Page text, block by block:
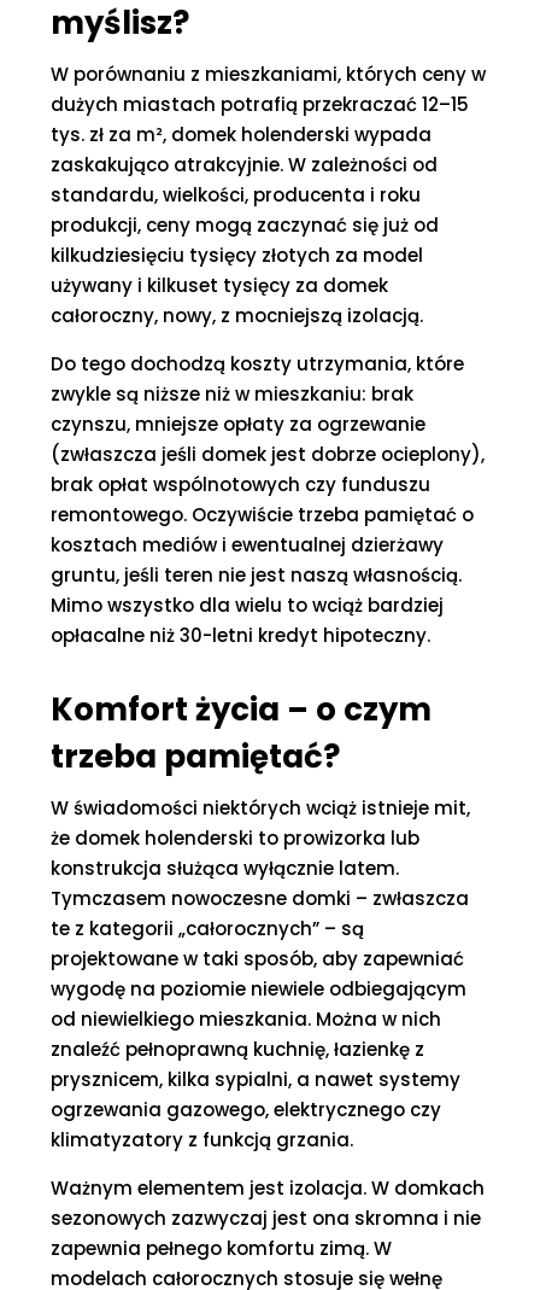
myślisz?
W porównaniu z mieszkaniami, których ceny w
dużych miastach potrafią przekraczać 12–15
tys. zł za m², domek holenderski wypada
zaskakująco atrakcyjnie. W zależności od
standardu, wielkości, producenta i roku
produkcji, ceny mogą zaczynać się już od
kilkudziesięciu tysięcy złotych za model
używany i kilkuset tysięcy za domek
całoroczny, nowy, z mocniejszą izolacją.
Do tego dochodzą koszty utrzymania, które
zwykle są niższe niż w mieszkaniu: brak
czynszu, mniejsze opłaty za ogrzewanie
(zwłaszcza jeśli domek jest dobrze ocieplony),
brak opłat wspólnotowych czy funduszu
remontowego. Oczywiście trzeba pamiętać o
kosztach mediów i ewentualnej dzierżawy
gruntu, jeśli teren nie jest naszą własnością.
Mimo wszystko dla wielu to wciąż bardziej
opłacalne niż 30-letni kredyt hipoteczny.
Komfort życia – o czym
trzeba pamiętać?
W świadomości niektórych wciąż istnieje mit,
że domek holenderski to prowizorka lub
konstrukcja służąca wyłącznie latem.
Tymczasem nowoczesne domki – zwłaszcza
te z kategorii „całorocznych” – są
projektowane w taki sposób, aby zapewniać
wygodę na poziomie niewiele odbiegającym
od niewielkiego mieszkania. Można w nich
znaleźć pełnoprawną kuchnię, łazienkę z
prysznicem, kilka sypialni, a nawet systemy
ogrzewania gazowego, elektrycznego czy
klimatyzatory z funkcją grzania.
Ważnym elementem jest izolacja. W domkach
sezonowych zazwyczaj jest ona skromna i nie
zapewnia pełnego komfortu zimą. W
modelach całorocznych stosuje się wełnę